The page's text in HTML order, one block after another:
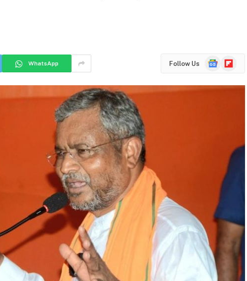
WhatsApp Follow Us
GoogleFlipboard